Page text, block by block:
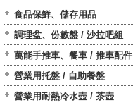
食品保鮮、儲存用品
調理盆、份數盤 / 沙拉吧組
萬能手推車、餐車 / 推車配件
營業用托盤 / 自助餐盤
營業用耐熱冷水壺 / 茶壺